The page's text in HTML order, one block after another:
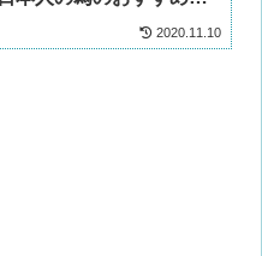
ーマ。これで決まり!!
2020.11.10